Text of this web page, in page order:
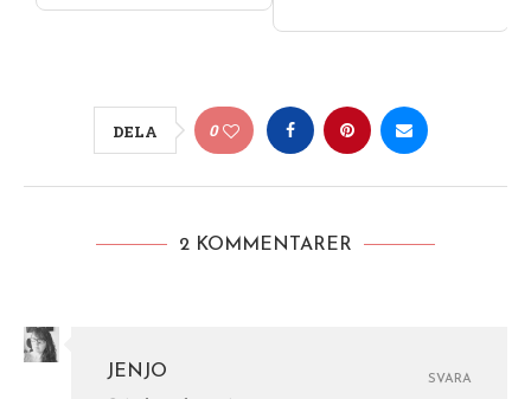
DELA 0
2 KOMMENTARER
JENJO
SVARA